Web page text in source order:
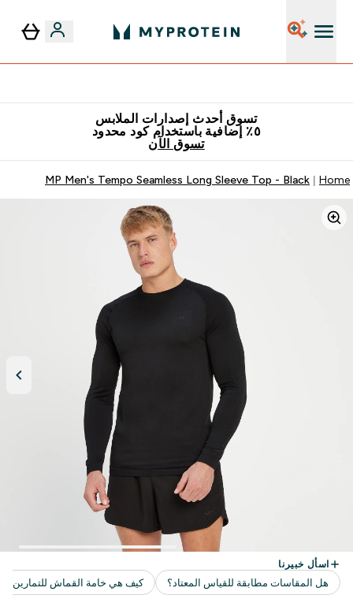
تسوق أحدث إصدارات الملابس
٥٪ إضافية باستخدام كود محدود
تسوق الآن
Home
MP Men's Tempo Seamless Long Sleeve Top - Black